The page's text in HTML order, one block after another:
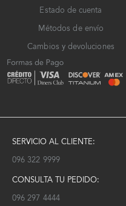
Estado de cuenta
Métodos de envío
Cambios y devoluciones
SERVICIO AL CLIENTE:
096 322 9999
CONSULTA TU PEDIDO:
096 297 4444